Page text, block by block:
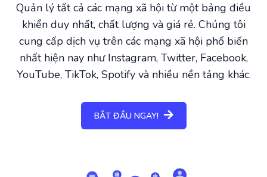
Quản lý tất cả các mạng xã hội từ một bảng điều
khiển duy nhất, chất lượng và giá rẻ. Chúng tôi
cung cấp dịch vụ trên các mạng xã hội phổ biến
nhất hiện nay như Instagram, Twitter, Facebook,
YouTube, TikTok, Spotify và nhiều nền tảng khác.
BẮT ĐẦU NGAY!